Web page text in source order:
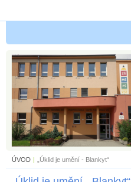
ÚVOD | „Úklid je umění - Blankyt“